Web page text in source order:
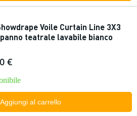
Voile Curtain Line 3X3
teatrale lavabile bianco
€
Aggiungi al carrello